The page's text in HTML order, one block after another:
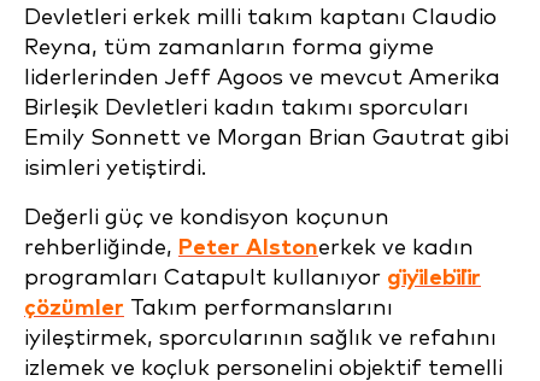
Devletleri erkek milli takım kaptanı Claudio
Reyna, tüm zamanların forma giyme
liderlerinden Jeff Agoos ve mevcut Amerika
Birleşik Devletleri kadın takımı sporcuları
Emily Sonnett ve Morgan Brian Gautrat gibi
isimleri yetiştirdi.
Değerli güç ve kondisyon koçunun
rehberliğinde, Peter Alstonerkek ve kadın
programları Catapult kullanıyor gi̇yi̇lebi̇li̇r
çözümler Takım performanslarını
iyileştirmek, sporcularının sağlık ve refahını
izlemek ve koçluk personelini objektif temelli